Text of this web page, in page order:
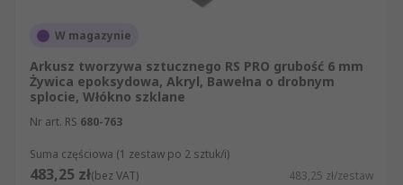
W magazynie
Arkusz tworzywa sztucznego RS PRO grubość 6 mm
Żywica epoksydowa, Akryl, Bawełna o drobnym
splocie, Włókno szklane
Nr art. RS 680-763
Suma częściowa (1 zestaw po 2 sztuk/i)
483,25 zł(bez VAT) 483,25 zł/zestaw